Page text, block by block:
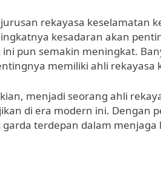
rekayasa keselamatan
kesadaran akan
ini pun semakin meningkat.
memiliki ahli
menjadi seorang ahli
di era modern ini. Dengan
terdepan dalam